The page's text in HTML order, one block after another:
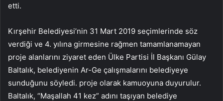
etti.
Kırşehir Belediyesi’nin 31 Mart 2019 seçimlerinde söz
verdiği ve 4. yılına girmesine rağmen tamamlanamayan
proje alanlarını ziyaret eden Ülke Partisi İl Başkanı Gülay
Baltalık, belediyenin Ar-Ge çalışmalarını belediyeye
sunduğunu söyledi. proje olarak kamuoyuna duyurulur.
Baltalık, “Maşallah 41 kez” adını taşıyan belediye